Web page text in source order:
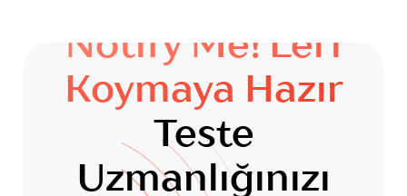
Notify Me!'leri
Koymaya Hazır
Teste
Uzmanlığınızı